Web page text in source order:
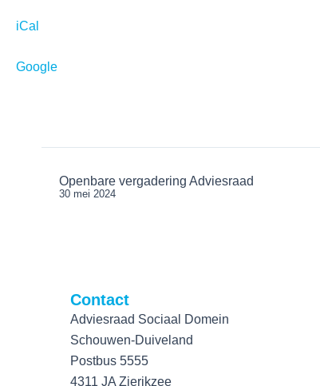
iCal
Google
Openbare vergadering Adviesraad
30 mei 2024
Contact
Adviesraad Sociaal Domein
Schouwen-Duiveland
Postbus 5555
4311 JA Zierikzee